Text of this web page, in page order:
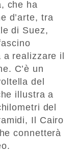
che ha
d’arte, tra
di Suez,
realizzare il
C’è un
del
illustra a
del
Il Cairo
connetterà